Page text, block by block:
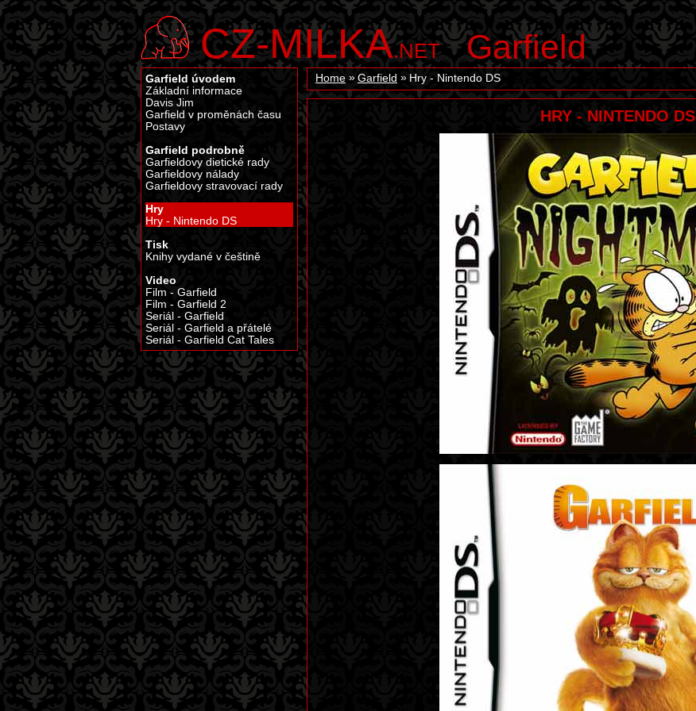
CZ-MILKA.NET Garfield
Home Garfield Hry - Nintendo DS
HRY - NINTENDO DS
Garfield úvodem
Základní informace
Davis Jim
Garfield v proměnách času
Postavy
Garfield podrobně
Garfieldovy dietické rady
Garfieldovy nálady
Garfieldovy stravovací rady
Hry
Hry - Nintendo DS
Tisk
Knihy vydané v češtině
Video
Film - Garfield
Film - Garfield 2
Seriál - Garfield
Seriál - Garfield a přátelé
Seriál - Garfield Cat Tales